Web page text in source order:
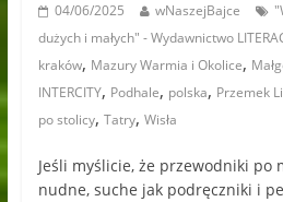
04/06/2025 wNaszejBajce
dużych i małych" - Wydawnictwo
kraków, Mazury Warmia i Okolice,
INTERCITY, Podhale, polska, Przemek
po stolicy, Tatry, Wisła
Jeśli myślicie, że przewodniki po
nudne, suche jak podręczniki i